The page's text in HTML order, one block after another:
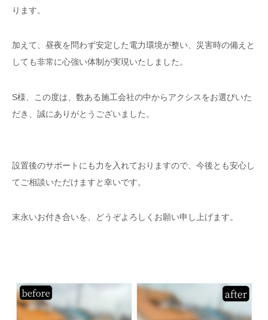
ります。
加えて、昼夜を問わず安定した電力環境が整い、災害時の備えと
しても非常に心強い体制が実現いたしました。
S様、この度は、数ある施工会社の中からアクシスをお選びいた
だき、誠にありがとうございました。
設置後のサポートにも力を入れておりますので、今後とも安心し
てご相談いただけますと幸いです。
末永いお付き合いを、どうぞよろしくお願い申し上げます。